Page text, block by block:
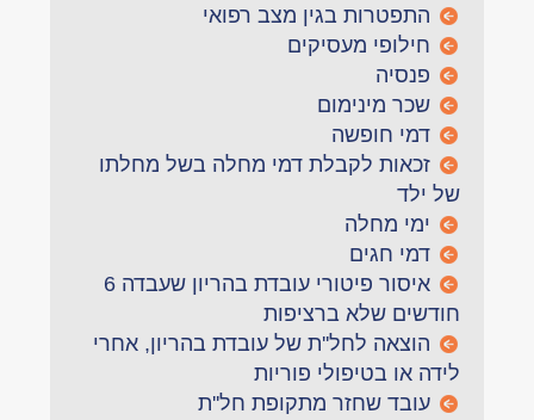
התפטרות בגין מצב רפואי
חילופי מעסיקים
פנסיה
שכר מינימום
דמי חופשה
זכאות לקבלת דמי מחלה בשל מחלתו
של ילד
ימי מחלה
דמי חגים
איסור פיטורי עובדת בהריון שעבדה 6
חודשים שלא ברציפות
הוצאה לחל''ת של עובדת בהריון, אחרי
לידה או בטיפולי פוריות
עובד שחזר מתקופת חל''ת